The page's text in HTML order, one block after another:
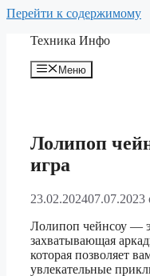
Перейти к содержимому
Техника Инфо
Меню
Лолипоп
игра
23.02.202407.07.2023
Лолипоп чейнсоу —
захватывающая
которая позволяет
увлекательные